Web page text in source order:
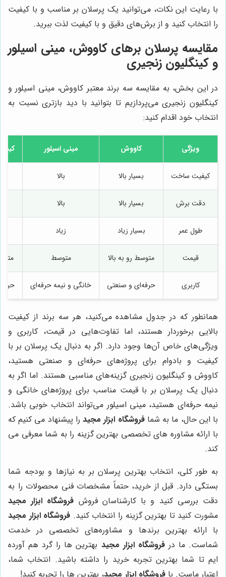
با رعایت این نکات، می‌توانید یک پرسلان بر مناسب و با کیفیت
را انتخاب کنید و از برش‌های دقیق و با کیفیت لذت ببرید.
مقایسه پرسلان برهای کاووش، مینی اسیلور
و کینگلیون زنجیری
در این بخش، به مقایسه سه برند معتبر کاووش، مینی اسیلور و
کینگلیون زنجیری می‌پردازیم تا بتوانید با دید بازتری نسبت به
انتخاب خود اقدام کنید:
ویژگی کاووش مینی اسیلور
کیفیت ساخت بسیار بالا بالا
دقت برش بسیار بالا بالا
طول عمر بسیار زیاد زیاد
قیمت متوسط رو به بالا متوسط
کاربری حرفه‌ای و صنعتی خانگی و نیمه حرفه‌ای
همانطور که در جدول مشاهده می‌کنید، هر سه برند از کیفیت
بالایی برخوردار هستند، اما تفاوت‌هایی در قیمت، کاربری و
ویژگی‌های خاص آن‌ها وجود دارد. اگر به دنبال یک پرسلان بر با
کیفیت و بادوام برای پروژه‌های حرفه‌ای و صنعتی هستید،
کاووش و کینگلیون زنجیری گزینه‌های مناسبی هستند. اما اگر به
دنبال یک پرسلان بر با قیمت مناسب برای پروژه‌های خانگی و
نیمه حرفه‌ای هستید، مینی اسیلور می‌تواند انتخاب خوبی باشد.
با این حال، ما به شمافروشگاه ابزار مجیدرا پیشنهاد می کنیم که
با ارائه مشاوره های تخصصی بهترین گزینه را به شما معرفی می
کند.
به طور کلی، انتخاب بهترین پرسلان بر به نیازها و بودجه شما
بستگی دارد. قبل از خرید، حتماً مشخصات فنی محصولات را به
دقت بررسی کنید و با کارشناسان فروش فروشگاه ابزار مجید
مشورت کنید تا بهترین گزینه را انتخاب کنید. فروشگاه ابزار مجید
با ارائه بهترین برندها و مشاوره‌های تخصصی در خدمت
شماست. ما درفروشگاه ابزار مجید بهترین ها را گرد هم آورده
ایم تا شما بهترین تجربه خرید را داشته باشید. انتخاب شما،
اعتبار ماست. با فروشگاه ابزار مجید، بهترین ها را تجربه کنید!